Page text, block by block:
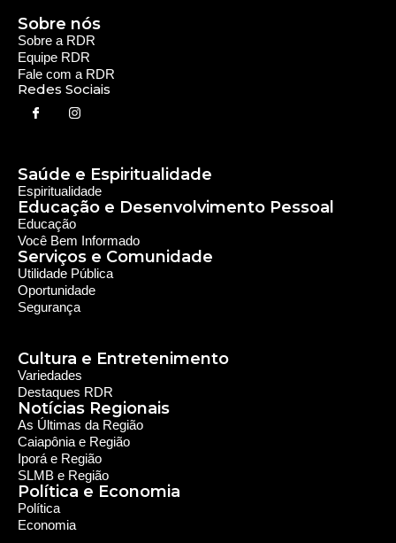
Sobre a RDR
Equipe RDR
Fale com a RDR
Redes Sociais
Sobre nós
Saúde e Espiritualidade
Espiritualidade
Educação e Desenvolvimento Pessoal
Educação
Você Bem Informado
Serviços e Comunidade
Utilidade Pública
Oportunidade
Segurança
Cultura e Entretenimento
Política e Economia
Notícias Regionais
Política
Economia
As Últimas da Região
Caiapônia e Região
Iporá e Região
SLMB e Região
Variedades
Destaques RDR